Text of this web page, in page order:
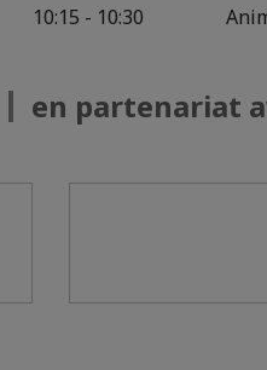
10:15 - 10:30
en partenariat